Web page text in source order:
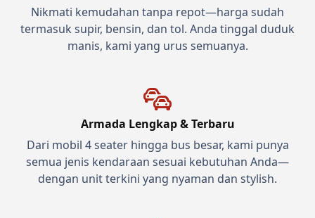
Nikmati kemudahan tanpa repot—harga sudah
termasuk supir, bensin, dan tol. Anda tinggal duduk
manis, kami yang urus semuanya.
Armada Lengkap & Terbaru
Dari mobil 4 seater hingga bus besar, kami punya
semua jenis kendaraan sesuai kebutuhan Anda—
dengan unit terkini yang nyaman dan stylish.